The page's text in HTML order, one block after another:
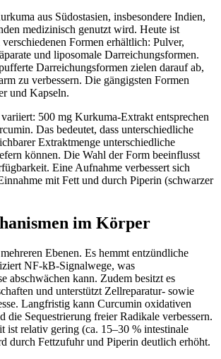
aus Südostasien, insbesondere Indien,
medizinisch genutzt wird. Heute ist
Formen erhältlich: Pulver,
und liposomale Darreichungsformen.
Darreichungsformen zielen darauf ab,
zu verbessern. Die gängigsten Formen
und Kapseln.
500 mg Kurkuma-Extrakt entsprechen
Das bedeutet, dass unterschiedliche
Extraktmenge unterschiedliche
können. Die Wahl der Form beeinflusst
Eine Aufnahme verbessert sich
mit Fett und durch Piperin (schwarzer
im Körper
Ebenen. Es hemmt entzündliche
NF-kB-Signalwege, was
abschwächen kann. Zudem besitzt es
und unterstützt Zellreparatur- sowie
Langfristig kann Curcumin oxidativen
die Sequestrierung freier Radikale verbessern.
ist relativ gering (ca. 15–30 % intestinale
durch Fettzufuhr und Piperin deutlich erhöht.